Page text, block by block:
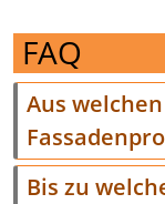
FAQ
Aus
Bis zu